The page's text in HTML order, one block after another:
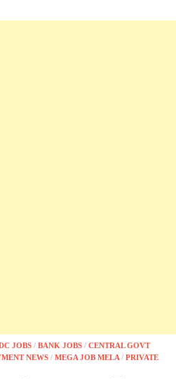
JOBS / BANK JOBS / CENTRAL GOVT
NEWS / MEGA JOB MELA / PRIVATE